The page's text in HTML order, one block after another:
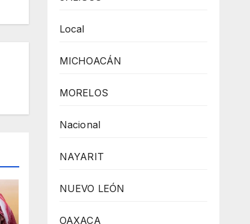
Local
MICHOACÁN
MORELOS
Nacional
NAYARIT
NUEVO LEÓN
OAXACA